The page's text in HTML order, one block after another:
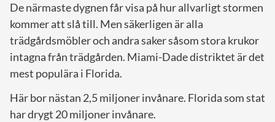
De närmaste dygnen får visa på hur allvarligt stormen
kommer att slå till. Men säkerligen är alla
trädgårdsmöbler och andra saker såsom stora krukor
intagna från trädgården. Miami-Dade distriktet är det
mest populära i Florida.
Här bor nästan 2,5 miljoner invånare. Florida som stat
har drygt 20 miljoner invånare.